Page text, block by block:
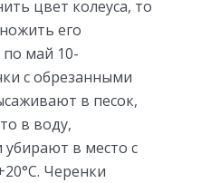
цвет колеуса, то
его
май 10-
с обрезанными
в песок,
в воду,
в место с
Черенки